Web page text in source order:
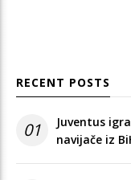
RECENT POSTS
01
Juventus
navijače iz